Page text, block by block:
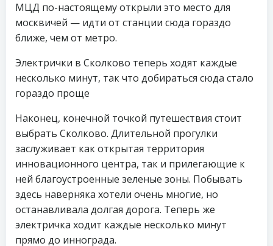
МЦД по-настоящему открыли это место для
москвичей — идти от станции сюда гораздо
ближе, чем от метро.
Электрички в Сколково теперь ходят каждые
несколько минут, так что добираться сюда стало
гораздо проще
Наконец, конечной точкой путешествия стоит
выбрать Сколково. Длительной прогулки
заслуживает как открытая территория
инновационного центра, так и прилегающие к
ней благоустроенные зеленые зоны. Побывать
здесь наверняка хотели очень многие, но
останавливала долгая дорога. Теперь же
электричка ходит каждые несколько минут
прямо до иннограда.